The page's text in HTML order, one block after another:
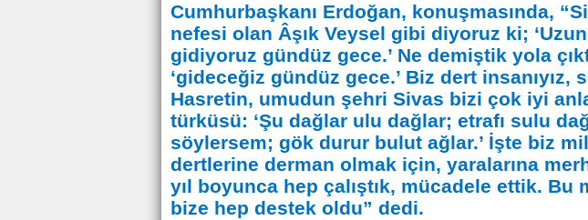
Cumhurbaşkanı Erdoğan, konuşmasında,
nefesi olan Âşık Veysel gibi diyoruz ki;
gidiyoruz gündüz gece.’ Ne demiştik yola
‘gideceğiz gündüz gece.’ Biz dert insanıyız,
Hasretin, umudun şehri Sivas bizi çok iyi
türküsü: ‘Şu dağlar ulu dağlar; etrafı sulu
söylersem; gök durur bulut ağlar.’ İşte biz
dertlerine derman olmak için, yaralarına
yıl boyunca hep çalıştık, mücadele ettik. Bu
bize hep destek oldu” dedi.